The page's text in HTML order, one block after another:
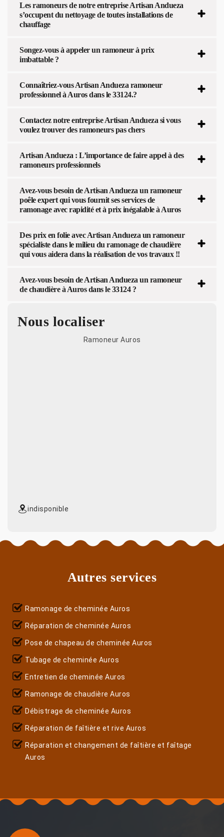
Les ramoneurs de notre entreprise Artisan Andueza
s’occupent du nettoyage de toutes installations de
chauffage
Songez-vous à appeler un ramoneur à prix
imbattable ?
Connaîtriez-vous Artisan Andueza ramoneur
professionnel à Auros dans le 33124.?
Contactez notre entreprise Artisan Andueza si vous
voulez trouver des ramoneurs pas chers
Artisan Andueza : L’importance de faire appel à des
ramoneurs professionnels
Avez-vous besoin de Artisan Andueza un ramoneur
poêle expert qui vous fournit ses services de
ramonage avec rapidité et à prix inégalable à Auros
Des prix en folie avec Artisan Andueza un ramoneur
spécialiste dans le milieu du ramonage de chaudière
qui vous aidera dans la réalisation de vos travaux !!
Avez-vous besoin de Artisan Andueza un ramoneur
de chaudière à Auros dans le 33124 ?
Nous localiser
Ramoneur Auros
indisponible
Autres services
Ramonage de cheminée Auros
Réparation de cheminée Auros
Pose de chapeau de cheminée Auros
Tubage de cheminée Auros
Entretien de cheminée Auros
Ramonage de chaudière Auros
Débistrage de cheminée Auros
Réparation de faîtière et rive Auros
Réparation et changement de faîtière et faîtage
Auros